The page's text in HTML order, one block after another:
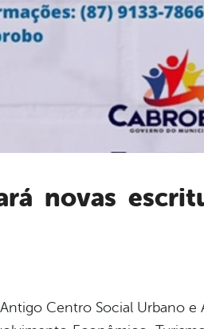
Centro Social Urbano